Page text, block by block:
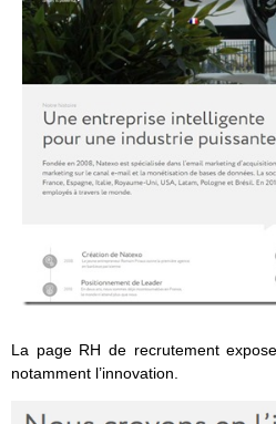
La page RH de recrutement
notamment l’innovation.